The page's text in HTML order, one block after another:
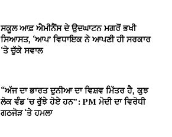
ਸਕੂਲ ਆਫ਼ ਐਮੀਨੈਂਸ ਦੇ ਉਦਘਾਟਨ ਮਗਰੋਂ ਭਖੀ
ਸਿਆਸਤ, ‘ਆਪ’ ਵਿਧਾਇਕ ਨੇ ਆਪਣੀ ਹੀ ਸਰਕਾਰ
‘ਤੇ ਚੁੱਕੇ ਸਵਾਲ
“ਅੱਜ ਦਾ ਭਾਰਤ ਦੁਨੀਆ ਦਾ ਵਿਸ਼ਵ ਮਿੱਤਰ ਹੈ, ਕੁਝ
ਲੋਕ ਵੰਡ ‘ਚ ਰੁੱਝੇ ਹੋਏ ਹਨ”: PM ਮੋਦੀ ਦਾ ਵਿਰੋਧੀ
ਗਠਜੋੜ ‘ਤੇ ਹਮਲਾ